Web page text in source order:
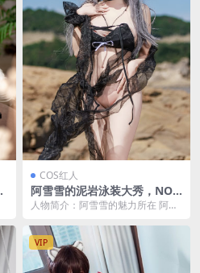
COS红人
阿雪雪的泥岩泳装大秀，NO.0
3系列的绝美呈现[60P-1.02G
人物简介：阿雪雪的魅力所在 阿雪
当当的。 ...
VIP